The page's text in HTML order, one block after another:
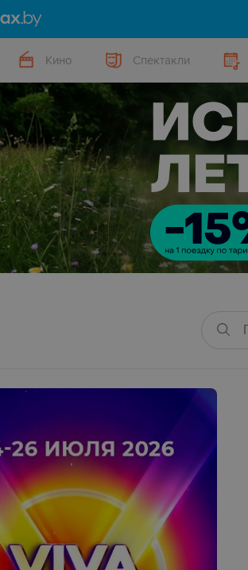
Кино Спектакли